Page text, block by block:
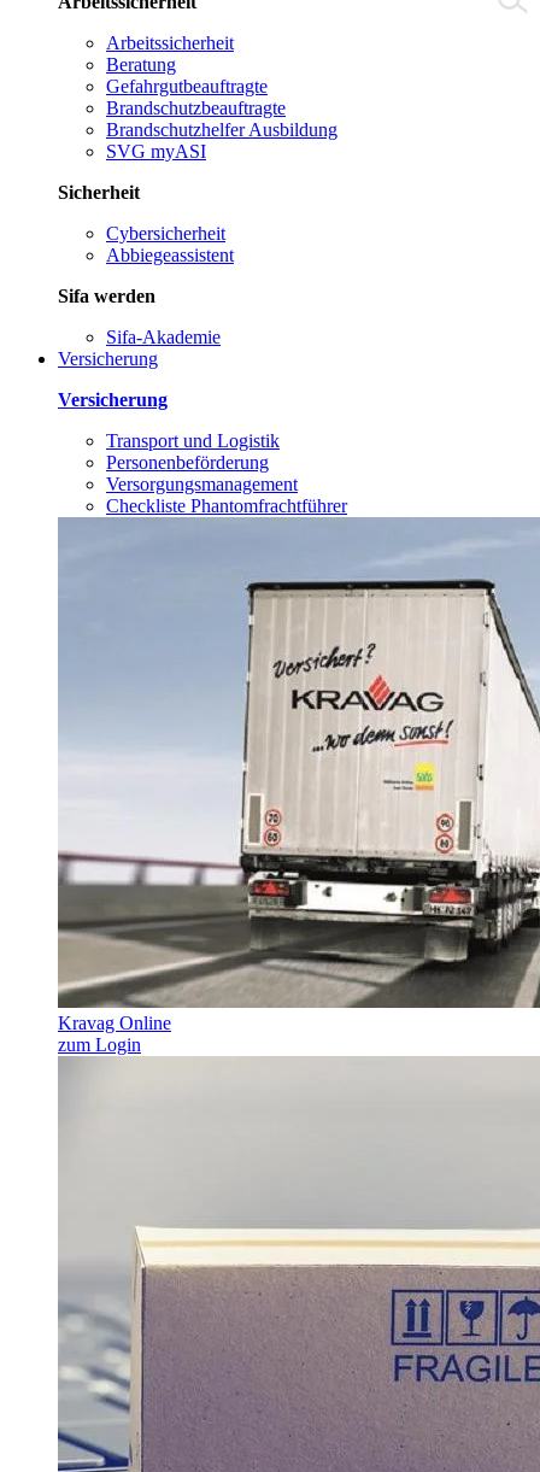
Arbeitssicherheit
Beratung
Gefahrgutbeauftragte
Brandschutzbeauftragte
Brandschutzhelfer Ausbildung
SVG myASI
Sicherheit
Cybersicherheit
Abbiegeassistent
Sifa werden
Sifa-Akademie
Versicherung
Versicherung
Transport und Logistik
Personenbeförderung
Versorgungsmanagement
Checkliste Phantomfrachtführer
Kravag Online
zum Login